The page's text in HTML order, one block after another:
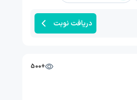
دریافت نوبت
+500